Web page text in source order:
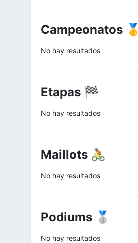
Campeonatos 🥇
No hay resultados
Etapas 🏁
No hay resultados
Maillots 🚴
No hay resultados
Podiums 🥈
No hay resultados